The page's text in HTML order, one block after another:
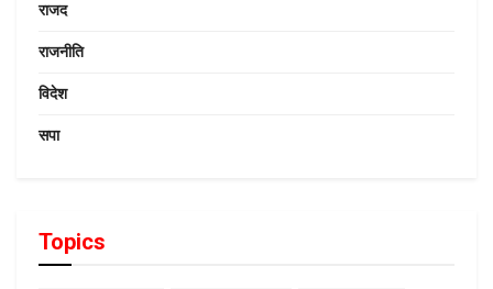
राजद
राजनीति
विदेश
सपा
Topics